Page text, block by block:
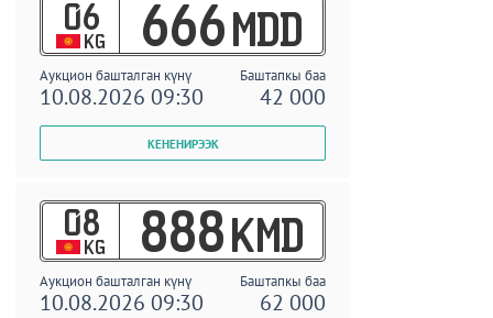
06
KG 666 MDD
Аукцион башталган күнү Баштапкы баа
10.08.2026 09:30 42 000
08
KG 888 KMD
Аукцион башталган күнү Баштапкы баа
10.08.2026 09:30 62 000